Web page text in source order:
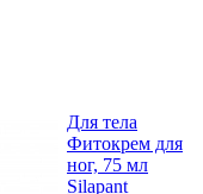
Для тела
Фитокрем для
ног, 75 мл
Silapant